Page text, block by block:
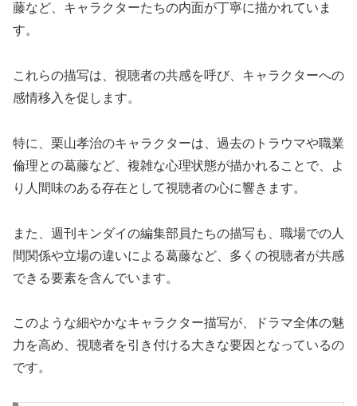
藤など、キャラクターたちの内面が丁寧に描かれていま
す。
これらの描写は、視聴者の共感を呼び、キャラクターへの
感情移入を促します。
特に、栗山孝治のキャラクターは、過去のトラウマや職業
倫理との葛藤など、複雑な心理状態が描かれることで、よ
り人間味のある存在として視聴者の心に響きます。
また、週刊キンダイの編集部員たちの描写も、職場での人
間関係や立場の違いによる葛藤など、多くの視聴者が共感
できる要素を含んでいます。
このような細やかなキャラクター描写が、ドラマ全体の魅
力を高め、視聴者を引き付ける大きな要因となっているの
です。